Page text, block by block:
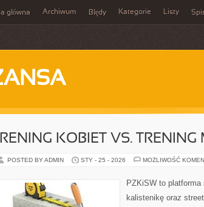
główna Archiwum Błędy Kategorie Listy
KOBIET VS.
POSTED BY ADMIN STY - 25 - 2026 MOŻLIWOŚĆ
PZKiSW to
kalistenikę oraz